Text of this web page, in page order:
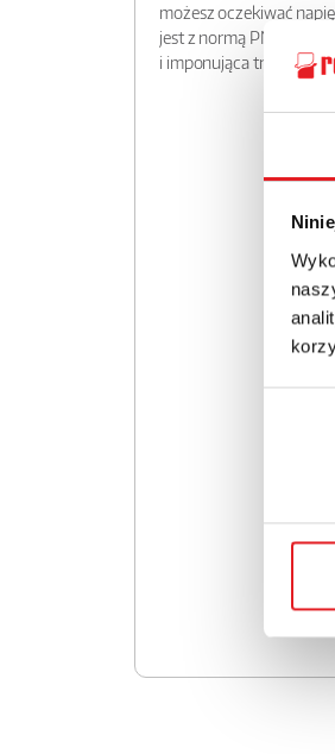
możesz oczekiwać
jest z normą PN-EN
i imponująca trwałość